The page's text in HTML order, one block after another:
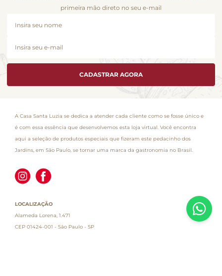
primeira mão direto no seu e-mail
CADASTRAR AGORA
A Casa Santa Luzia se dedica a atender cada cliente como se fosse único e
é com essa essência que desenvolvemos esta loja virtual. Você encontra
aqui a seleção de produtos especiais que fizeram este pedacinho dos
Jardins, em São Paulo, se tornar uma marca da gastronomia no Brasil.
LOCALIZAÇÃO
Alameda Lorena, 1.471
CEP 01424-001 - São Paulo - SP